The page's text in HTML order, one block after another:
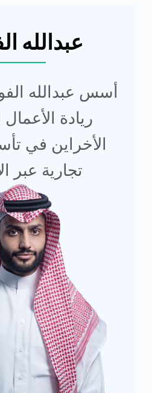
عبدالله
أسس عبدالله
ريادة
الأخراين في
تجارية عبر